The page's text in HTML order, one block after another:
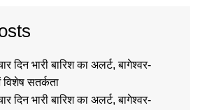
दिन भारी बारिश का अलर्ट, बागेश्वर-
विशेष सतर्कता
दिन भारी बारिश का अलर्ट, बागेश्वर-